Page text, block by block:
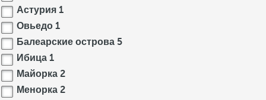
Астурия 1
Овьедо 1
Балеарские острова 5
Ибица 1
Майорка 2
Менорка 2